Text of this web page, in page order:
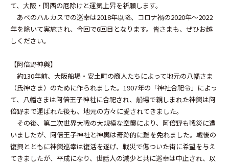
て、大阪・関西の厄除けと運気上昇を祈願します。
あべのハルカスでの巡幸は2018年以降、コロナ禍の2020年～2022
年を除いて実施され、今回で6回目となります。皆さまも、ぜひお越
しください。
【阿倍野神輿】
約130年前、大阪船場・安土町の商人たちによって地元の八幡さま
（氏神さま）のために作られました。1907年の「神社合祀令」によっ
て、八幡さまは阿倍王子神社に合祀され、船場で親しまれた神輿は阿
倍野まで運ばれた後も、地元の方々に愛されてきました。
その後、第二次世界大戦の大規模な空襲により、阿倍野も戦災に遭
いましたが、阿倍王子神社と神輿は奇跡的に難を免れました。戦後の
復興とともに神輿巡幸は復活を遂げ、戦災で傷ついた街に希望を与え
てきましたが、平成になり、世話人の減少と共に巡幸は中止され、以